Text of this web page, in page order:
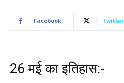
Facebook Twitter
26 मई का इतिहास:-